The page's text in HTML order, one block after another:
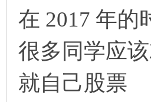
在 2017 年的
很多同学应
就自己股票